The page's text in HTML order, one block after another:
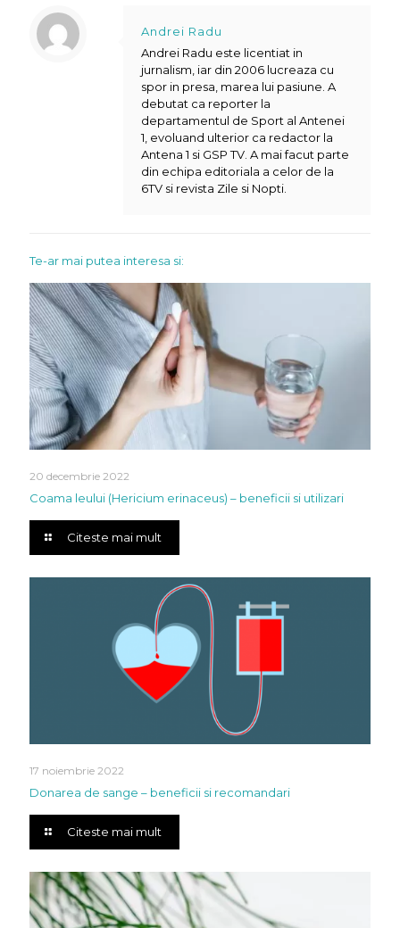
Andrei Radu
Andrei Radu este licentiat in
jurnalism, iar din 2006 lucreaza cu
spor in presa, marea lui pasiune. A
debutat ca reporter la
departamentul de Sport al Antenei
1, evoluand ulterior ca redactor la
Antena 1 si GSP TV. A mai facut parte
din echipa editoriala a celor de la
6TV si revista Zile si Nopti.
Te-ar mai putea interesa si:
20 decembrie 2022
Coama leului (Hericium erinaceus) – beneficii si utilizari
Citeste mai mult
17 noiembrie 2022
Donarea de sange – beneficii si recomandari
Citeste mai mult